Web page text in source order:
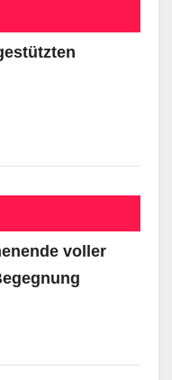
voller